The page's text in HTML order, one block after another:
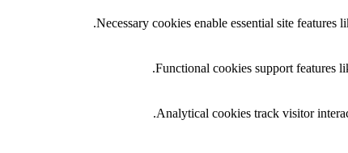
Necessary cookies enable essential site features
Functional cookies support features
Analytical cookies track visitor